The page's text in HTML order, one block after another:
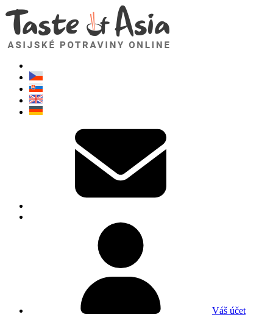
Váš účet
TasteOfAsia.cz
Neváhejte se zeptat. Jsem tady pro vás!